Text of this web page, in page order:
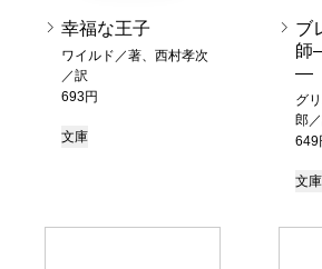
幸福な王子
ワイルド／著、西村孝次
／訳
693円
文庫
ブ
師
―
グ
郎
649
文庫